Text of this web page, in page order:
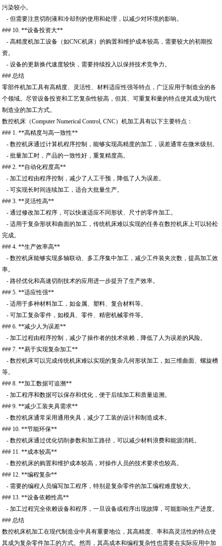
污染较小。
- 但需要注意切削液和冷却剂的使用和处理，以减少对环境的影响。
### 10. **设备投资大**
- 高精度机加工设备（如CNC机床）的购置和维护成本较高，需要较大的初期投
资。
- 设备的更新换代速度较快，需要持续投入以保持技术竞争力。
### 总结
零部件机加工具有高精度、灵活性、材料适应性强等特点，广泛应用于制造业的各
个领域。尽管设备投资和工艺复杂性较高，但其、可重复和量的特点使其成为现代
制造业的加工方式。
数控机床（Computer Numerical Control, CNC）机加工具有以下主要特点：
### 1. **高精度与高一致性**
- 数控机床通过计算机程序控制，能够实现高精度的加工，误差通常在微米级别。
- 批量加工时，产品的一致性好，重复精度高。
### 2. **自动化程度高**
- 加工过程由程序控制，减少了人工干预，降低了人为误差。
- 可实现长时间连续加工，适合大批量生产。
### 3. **灵活性高**
- 通过修改加工程序，可以快速适应不同形状、尺寸的零件加工。
- 适用于复杂形状和曲面的加工，传统机床难以实现的任务在数控机床上可以轻松
完成。
### 4. **生产效率高**
- 数控机床能够实现多轴联动、多工序集中加工，减少工件装夹次数，提高加工效
率。
- 路径优化和高速切削技术的应用进一步提升了生产效率。
### 5. **适应性强**
- 适用于多种材料加工，如金属、塑料、复合材料等。
- 可加工复杂零件，如模具、零件、精密机械零件等。
### 6. **减少人为误差**
- 加工过程由程序控制，减少了操作者的技术依赖，降低了人为误差的风险。
### 7. **易于实现复杂加工**
- 数控机床可以完成传统机床难以实现的复杂几何形状加工，如三维曲面、螺旋槽
等。
### 8. **加工数据可追溯**
- 加工程序和数据可以保存和优化，便于后续加工和质量追溯。
### 9. **减少工装夹具需求**
- 数控机床通常采用通用夹具，减少了工装的设计和制造成本。
### 10. **节能环保**
- 数控机床通过优化切削参数和加工路径，可以减少材料浪费和能源消耗。
### 11. **成本较高**
- 数控机床的购置和维护成本较高，对操作人员的技术要求也较高。
### 12. **编程复杂**
- 需要的编程人员编写加工程序，特别是复杂零件的加工编程难度较大。
### 13. **设备依赖性高**
- 加工过程完全依赖设备和程序，一旦设备或程序出现故障，可能影响生产进度。
### 总结
数控机床机加工在现代制造业中具有重要地位，其高精度、率和高灵活性的特点使
其成为复杂零件加工的方式。然而，其高成本和编程复杂性也需要在实际应用中加